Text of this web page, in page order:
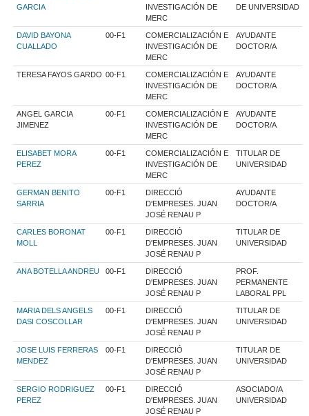
GARCIA
INVESTIGACIÓN DE
MERC
DE UNIVERSIDAD
DAVID BAYONA
CUALLADO
00-F1
COMERCIALIZACIÓN E
INVESTIGACIÓN DE
MERC
AYUDANTE
DOCTOR/A
TERESA FAYOS GARDO 00-F1
COMERCIALIZACIÓN E
INVESTIGACIÓN DE
MERC
AYUDANTE
DOCTOR/A
ANGEL GARCIA
JIMENEZ
00-F1
COMERCIALIZACIÓN E
INVESTIGACIÓN DE
MERC
AYUDANTE
DOCTOR/A
ELISABET MORA
PEREZ
00-F1
COMERCIALIZACIÓN E
INVESTIGACIÓN DE
MERC
TITULAR DE
UNIVERSIDAD
GERMAN BENITO
SARRIA
00-F1
DIRECCIÓ
D'EMPRESES. JUAN
JOSÉ RENAU P
AYUDANTE
DOCTOR/A
CARLES BORONAT
MOLL
00-F1
DIRECCIÓ
D'EMPRESES. JUAN
JOSÉ RENAU P
TITULAR DE
UNIVERSIDAD
ANA BOTELLA ANDREU 00-F1
DIRECCIÓ
D'EMPRESES. JUAN
JOSÉ RENAU P
PROF.
PERMANENTE
LABORAL PPL
MARIA DELS ANGELS
DASI COSCOLLAR
00-F1
DIRECCIÓ
D'EMPRESES. JUAN
JOSÉ RENAU P
TITULAR DE
UNIVERSIDAD
JOSE LUIS FERRERAS
MENDEZ
00-F1
DIRECCIÓ
D'EMPRESES. JUAN
JOSÉ RENAU P
TITULAR DE
UNIVERSIDAD
SERGIO RODRIGUEZ
PEREZ
00-F1
DIRECCIÓ
D'EMPRESES. JUAN
JOSÉ RENAU P
ASOCIADO/A
UNIVERSIDAD